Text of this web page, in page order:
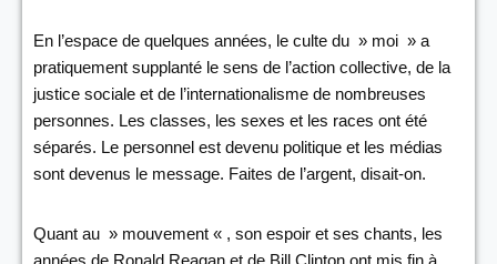
En l’espace de quelques années, le culte du » moi » a
pratiquement supplanté le sens de l’action collective, de la
justice sociale et de l’internationalisme de nombreuses
personnes. Les classes, les sexes et les races ont été
séparés. Le personnel est devenu politique et les médias
sont devenus le message. Faites de l’argent, disait-on.
Quant au » mouvement « , son espoir et ses chants, les
années de Ronald Reagan et de Bill Clinton ont mis fin à